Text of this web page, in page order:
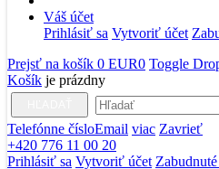
Váš účet
Prihlásiť sa Vytvoriť účet
Prejsť na košík 0 EUR0 Toggle
Košík je prázdny
Telefónne čísloEmail viac Zavrieť
+420 776 11 00 20
Prihlásiť sa Vytvoriť účet